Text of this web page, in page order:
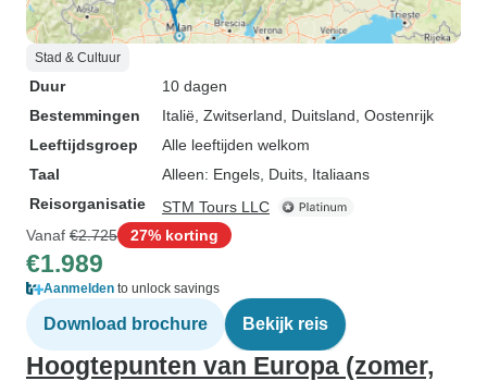
Stad & Cultuur
Duur
10 dagen
Bestemmingen
Italië , Zwitserland , Duitsland , Oostenrijk
Leeftijdsgroep
Alle leeftijden welkom
Taal
Alleen: Engels, Duits, Italiaans
Reisorganisatie
STM Tours LLC
Vanaf €2.725 27% korting
€1.989
Aanmelden to unlock savings
Download brochure Bekijk reis
Hoogtepunten van Europa (zomer,